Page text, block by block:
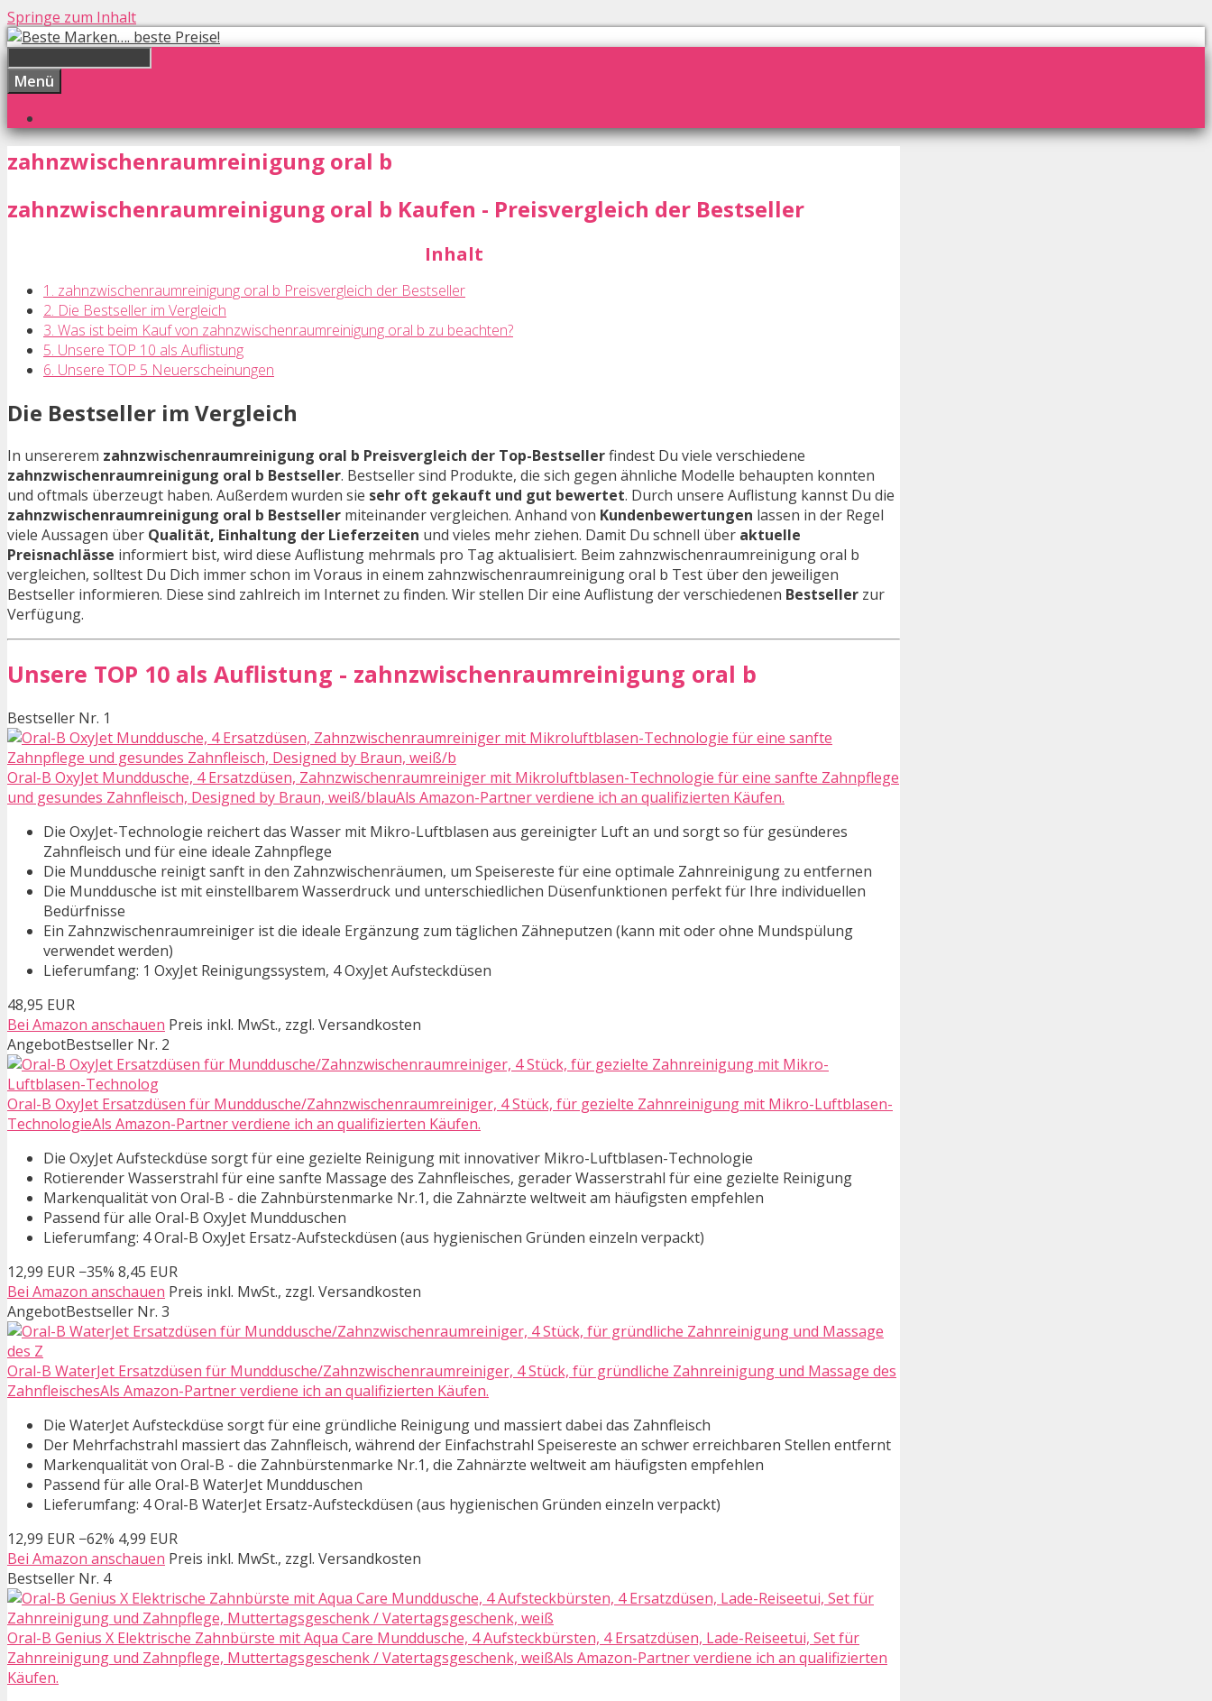
Springe zum Inhalt
Menü
zahnzwischenraumreinigung oral b
zahnzwischenraumreinigung oral b Kaufen - Preisvergleich der Bestseller
Inhalt
1. zahnzwischenraumreinigung oral b Preisvergleich der Bestseller
2. Die Bestseller im Vergleich
3. Was ist beim Kauf von zahnzwischenraumreinigung oral b zu beachten?
5. Unsere TOP 10 als Auflistung
6. Unsere TOP 5 Neuerscheinungen
Die Bestseller im Vergleich
In unsererem zahnzwischenraumreinigung oral b Preisvergleich der Top-Bestsellerfindest Du viele verschiedene
zahnzwischenraumreinigung oral b Bestseller. Bestseller sind Produkte, die sich gegen ähnliche Modelle behaupten konnten
und oftmals überzeugt haben. Außerdem wurden sie sehr oft gekauft und gut bewertet. Durch unsere Auflistung kannst Du die
zahnzwischenraumreinigung oral b Bestseller miteinander vergleichen. Anhand von Kundenbewertungen lassen in der Regel
viele Aussagen über Qualität, Einhaltung der Lieferzeiten und vieles mehr ziehen. Damit Du schnell über aktuelle
Preisnachlässe informiert bist, wird diese Auflistung mehrmals pro Tag aktualisiert. Beim zahnzwischenraumreinigung oral b
vergleichen, solltest Du Dich immer schon im Voraus in einem zahnzwischenraumreinigung oral b Test über den jeweiligen
Bestseller informieren. Diese sind zahlreich im Internet zu finden. Wir stellen Dir eine Auflistung der verschiedenen Bestseller zur
Verfügung.
Unsere TOP 10 als Auflistung - zahnzwischenraumreinigung oral b
Bestseller Nr. 1
Oral-B OxyJet Munddusche, 4 Ersatzdüsen, Zahnzwischenraumreiniger mit Mikroluftblasen-Technologie für eine sanfte Zahnpflege
und gesundes Zahnfleisch, Designed by Braun, weiß/blauAls Amazon-Partner verdiene ich an qualifizierten Käufen.
Die OxyJet-Technologie reichert das Wasser mit Mikro-Luftblasen aus gereinigter Luft an und sorgt so für gesünderes
Zahnfleisch und für eine ideale Zahnpflege
Die Munddusche reinigt sanft in den Zahnzwischenräumen, um Speisereste für eine optimale Zahnreinigung zu entfernen
Die Munddusche ist mit einstellbarem Wasserdruck und unterschiedlichen Düsenfunktionen perfekt für Ihre individuellen
Bedürfnisse
Ein Zahnzwischenraumreiniger ist die ideale Ergänzung zum täglichen Zähneputzen (kann mit oder ohne Mundspülung
verwendet werden)
Lieferumfang: 1 OxyJet Reinigungssystem, 4 OxyJet Aufsteckdüsen
48,95 EUR
Bei Amazon anschauen Preis inkl. MwSt., zzgl. Versandkosten
AngebotBestseller Nr. 2
Oral-B OxyJet Ersatzdüsen für Munddusche/Zahnzwischenraumreiniger, 4 Stück, für gezielte Zahnreinigung mit Mikro-Luftblasen-
TechnologieAls Amazon-Partner verdiene ich an qualifizierten Käufen.
Die OxyJet Aufsteckdüse sorgt für eine gezielte Reinigung mit innovativer Mikro-Luftblasen-Technologie
Rotierender Wasserstrahl für eine sanfte Massage des Zahnfleisches, gerader Wasserstrahl für eine gezielte Reinigung
Markenqualität von Oral-B - die Zahnbürstenmarke Nr.1, die Zahnärzte weltweit am häufigsten empfehlen
Passend für alle Oral-B OxyJet Mundduschen
Lieferumfang: 4 Oral-B OxyJet Ersatz-Aufsteckdüsen (aus hygienischen Gründen einzeln verpackt)
12,99 EUR −35% 8,45 EUR
Bei Amazon anschauen Preis inkl. MwSt., zzgl. Versandkosten
AngebotBestseller Nr. 3
Oral-B WaterJet Ersatzdüsen für Munddusche/Zahnzwischenraumreiniger, 4 Stück, für gründliche Zahnreinigung und Massage des
ZahnfleischesAls Amazon-Partner verdiene ich an qualifizierten Käufen.
Die WaterJet Aufsteckdüse sorgt für eine gründliche Reinigung und massiert dabei das Zahnfleisch
Der Mehrfachstrahl massiert das Zahnfleisch, während der Einfachstrahl Speisereste an schwer erreichbaren Stellen entfernt
Markenqualität von Oral-B - die Zahnbürstenmarke Nr.1, die Zahnärzte weltweit am häufigsten empfehlen
Passend für alle Oral-B WaterJet Mundduschen
Lieferumfang: 4 Oral-B WaterJet Ersatz-Aufsteckdüsen (aus hygienischen Gründen einzeln verpackt)
12,99 EUR −62% 4,99 EUR
Bei Amazon anschauen Preis inkl. MwSt., zzgl. Versandkosten
Bestseller Nr. 4
Oral-B Genius X Elektrische Zahnbürste mit Aqua Care Munddusche, 4 Aufsteckbürsten, 4 Ersatzdüsen, Lade-Reiseetui, Set für
Zahnreinigung und Zahnpflege, Muttertagsgeschenk / Vatertagsgeschenk, weißAls Amazon-Partner verdiene ich an qualifizierten
Käufen.